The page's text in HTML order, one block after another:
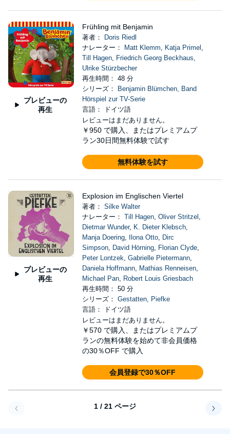
プレビューの
再生
Frühling mit Benjamin
著者：
Doris Riedl
ナレーター：
Matt Klemm, Katja Primel ,
Till Hagen, Friedrich Georg Beckhaus,
Ulrike Stürzbecher
再生時間： 48 分
シリーズ：
Benjamin Blümchen, Band
Hörspiel zur TV-Serie
言語： ドイツ語
レビューはまだありません。
￥950 で購入、またはプレミアムプ
ラン30日間無料体験で試す
無料体験を試す
プレビューの
再生
Explosion im Englischen Viertel
著者： Silke Walter
ナレーター： Till Hagen, Oliver Stritzel ,
Dietmar Wunder, K. Dieter Klebsch,
Manja Doering, Ilona Otto, Dirc
Simpson, David Hörning, Florian Clyde,
Peter Lontzek, Gabrielle Pietermann,
Daniela Hoffmann, Mathias Renneisen,
Michael Pan, Robert Louis Griesbach
再生時間： 50 分
シリーズ： Gestatten, Piefke
言語： ドイツ語
レビューはまだありません。
￥570 で購入、またはプレミアムプ
ランの無料体験を始めて非会員価格
の30％OFF で購入
会員登録で30％OFF
1 / 21 ページ